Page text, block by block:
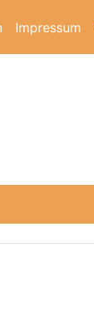
Impressum